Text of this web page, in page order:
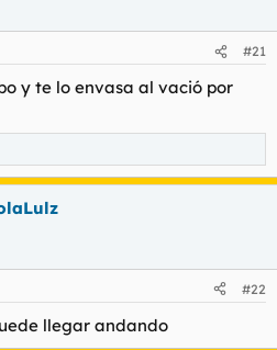
#21
y te lo envasa al vació por
#22
llegar andando